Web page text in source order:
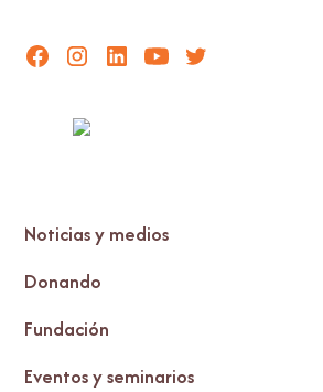
Noticias y medios
Donando
Fundación
Eventos y seminarios